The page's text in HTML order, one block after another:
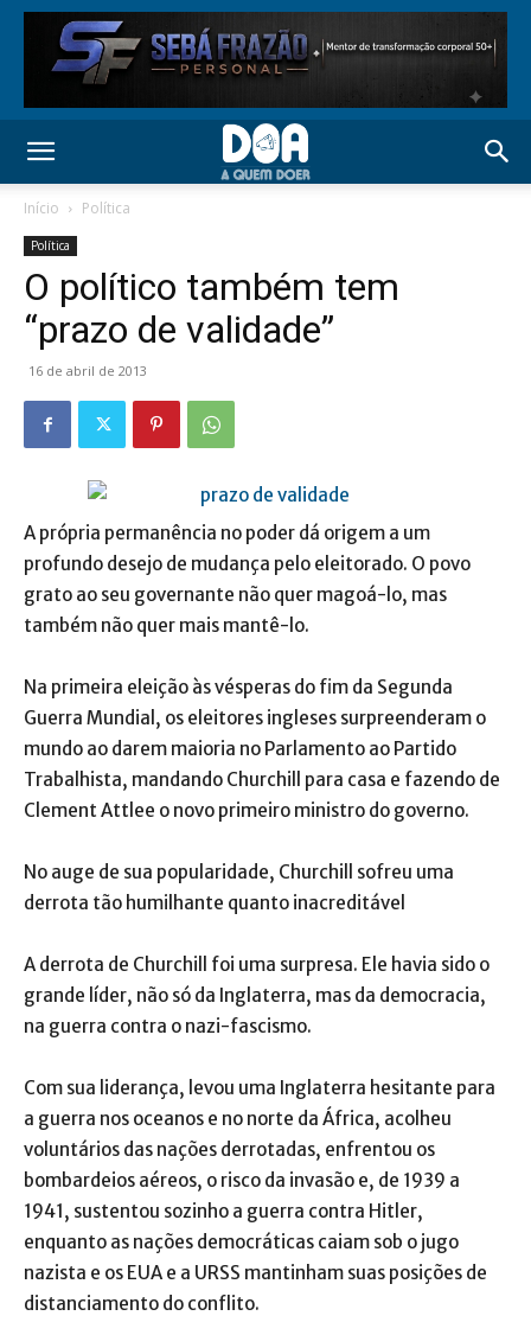
Início Política
Política
O político também tem
“prazo de validade”
16 de abril de 2013
A própria permanência no poder dá origem a um
profundo desejo de mudança pelo eleitorado. O povo
grato ao seu governante não quer magoá-lo, mas
também não quer mais mantê-lo.
Na primeira eleição às vésperas do fim da Segunda
Guerra Mundial, os eleitores ingleses surpreenderam o
mundo ao darem maioria no Parlamento ao Partido
Trabalhista, mandando Churchill para casa e fazendo de
Clement Attlee o novo primeiro ministro do governo.
No auge de sua popularidade, Churchill sofreu uma
derrota tão humilhante quanto inacreditável
A derrota de Churchill foi uma surpresa. Ele havia sido o
grande líder, não só da Inglaterra, mas da democracia,
na guerra contra o nazi-fascismo.
Com sua liderança, levou uma Inglaterra hesitante para
a guerra nos oceanos e no norte da África, acolheu
voluntários das nações derrotadas, enfrentou os
bombardeios aéreos, o risco da invasão e, de 1939 a
1941, sustentou sozinho a guerra contra Hitler,
enquanto as nações democráticas caiam sob o jugo
nazista e os EUA e a URSS mantinham suas posições de
distanciamento do conflito.